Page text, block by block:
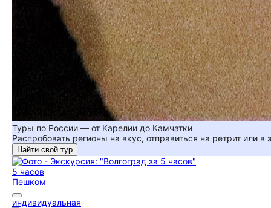
Туры по России — от Карелии до Камчатки
Распробовать регионы на вкус, отправиться на ретрит или в
Найти свой тур
5 часов
Пешком
индивидуальная